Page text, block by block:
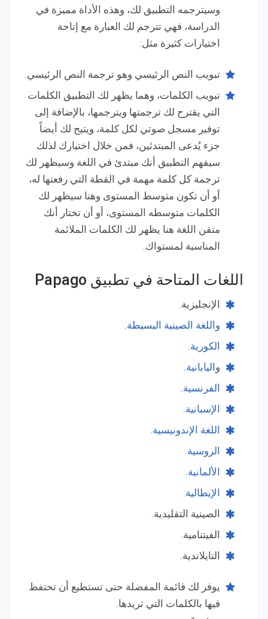
وسيترجمه التطبيق لك، وهذه الأداة مميزة في
الدراسة، فهي تترجم لك العبارة مع إتاحة
اختيارات كثيرة مثل:
تبويب النص الرئيسي وهو ترجمة النص الرئيسي.
تبويب الكلمات، وهما يظهر لك التطبيق الكلمات
التي يقترح لك ترجمتها ويترجمها، بالإضافة إلى
توفير مسجل صوتي لكل كلمة، ويتيح لك أيضاً
جزء يُدعى المبتدئين، فمن خلال اختيارك لذلك
سيفهم التطبيق أنك مبتدئ في اللغة وسيظهر لك
ترجمة كل كلمة مهمة في القطة التي رفعتها له،
أو أن تكون متوسط المستوى وهنا سيظهر لك
الكلمات متوسطه المستوى، أو أن تختار أنك
متقن اللغة هنا يظهر لك الكلمات الملائمة
المناسبة لمستواك.
اللغات المتاحة في تطبيق Papago
الإنجليزية.
واللغة الصينية البسيطة.
الكورية.
و اليابانية.
الفرنسية.
الإسبانية.
اللغة الإندونيسية.
الروسية.
الألمانية.
الإيطالية.
الصينية التقليدية.
الفيتنامية.
التايلاندية.
يوفر لك قائمة المفضلة حتى تستطيع أن تحتفظ
فيها بالكلمات التي تريدها.